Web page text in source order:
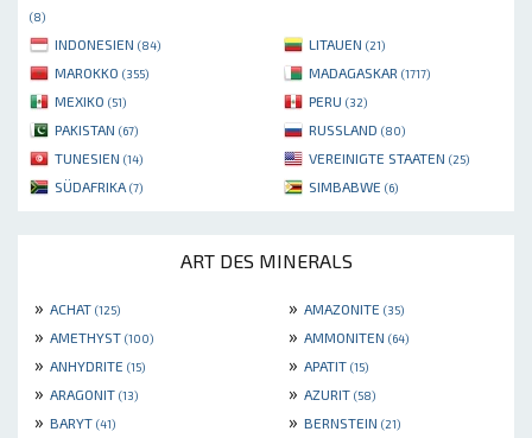
(8)
INDONESIEN (84) LITAUEN (21)
MAROKKO (355) MADAGASKAR (1717)
MEXIKO (51) PERU (32)
PAKISTAN (67) RUSSLAND (80)
TUNESIEN (14) VEREINIGTE STAATEN (25)
SÜDAFRIKA (7) SIMBABWE (6)
ART DES MINERALS
» ACHAT (125) » AMAZONITE (35)
» AMETHYST (100) » AMMONITEN (64)
» ANHYDRITE (15) » APATIT (15)
» ARAGONIT (13) » AZURIT (58)
» BARYT (41) » BERNSTEIN (21)